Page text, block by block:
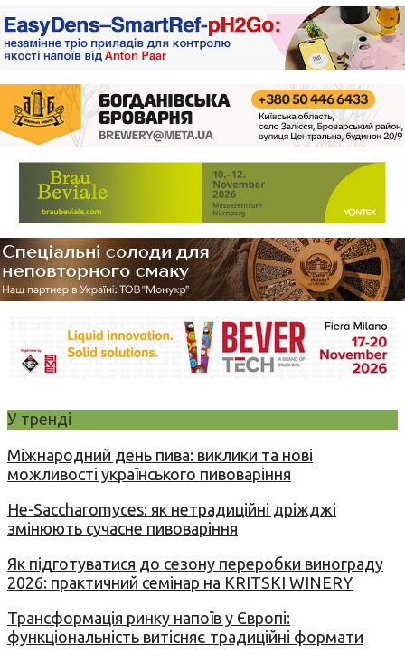
У тренді
Міжнародний день пива: виклики та нові
можливості українського пивоваріння
Не-Saccharomyces: як нетрадиційні дріжджі
змінюють сучасне пивоваріння
Як підготуватися до сезону переробки винограду
2026: практичний семінар на KRITSKI WINERY
Трансформація ринку напоїв у Європі:
функціональність витісняє традиційні формати